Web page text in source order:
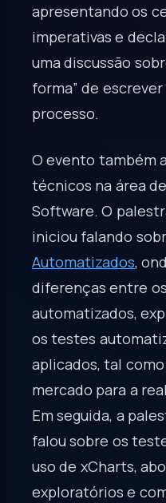
apresentando os
imperativas e
uma discussão
forma” de
processo.
O evento também
técnicos na área
Software. O
iniciou falando
Automatizados,
diferenças entre
automatizados,
os testes
aplicados, tal
mercado para a
Em seguida, a
falou sobre os
uso de xCharts,
exploratórios e